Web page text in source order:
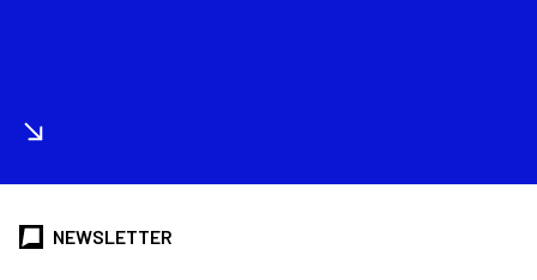
NEWSLETTER